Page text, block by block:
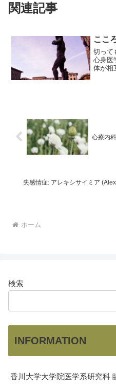
関連記事
ここ
切って
心身医
体が相
心療内
失感情症: アレキシサイミア
ホーム
検索
INFORMATION
香川大学大学院医学系研究科